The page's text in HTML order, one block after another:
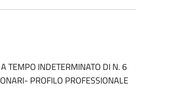
TEMPO INDETERMINATO DI N. 6
PROFILO PROFESSIONALE